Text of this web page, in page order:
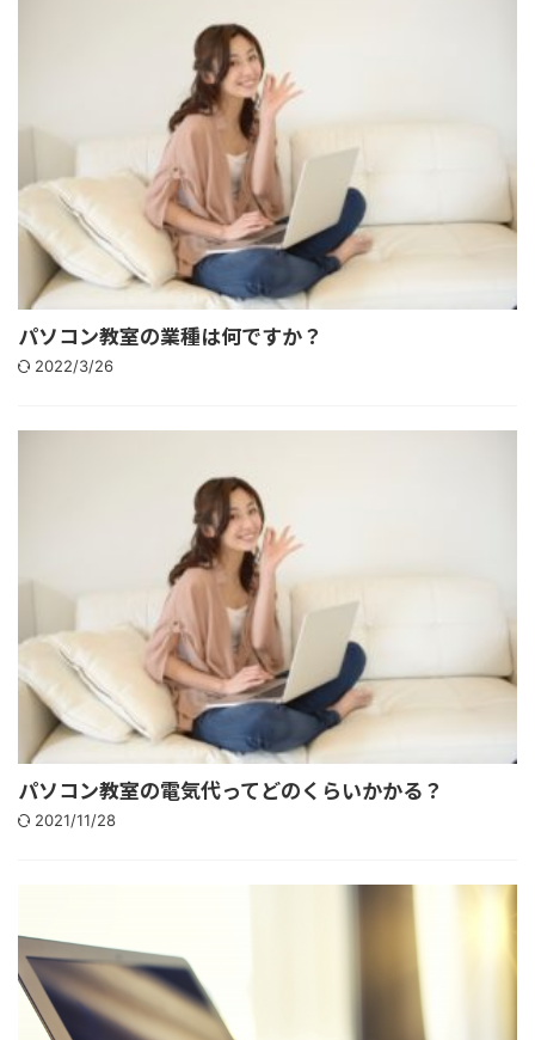
パソコン教室の業種は何ですか？
2022/3/26
パソコン教室の電気代ってどのくらいかかる？
2021/11/28